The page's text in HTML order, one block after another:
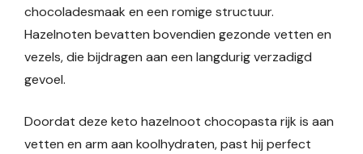
chocoladesmaak en een romige structuur.
Hazelnoten bevatten bovendien gezonde vetten en
vezels, die bijdragen aan een langdurig verzadigd
gevoel.
Doordat deze keto hazelnoot chocopasta rijk is aan
vetten en arm aan koolhydraten, past hij perfect